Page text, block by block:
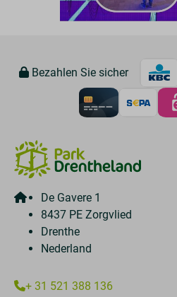
Bezahlen Sie sicher
De Gavere 1
8437 PE Zorgvlied
Drenthe
Nederland
+ 31 521 388 136